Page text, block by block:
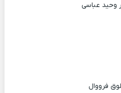
وحید عباسی
فرووال